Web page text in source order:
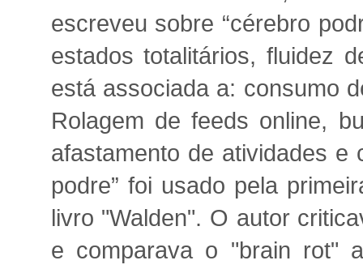
escreveu sobre “cérebro
estados totalitários, fluidez
está associada a: consumo
Rolagem de feeds online,
afastamento de atividades e
podre” foi usado pela
livro "Walden". O autor
e comparava o "brain rot"